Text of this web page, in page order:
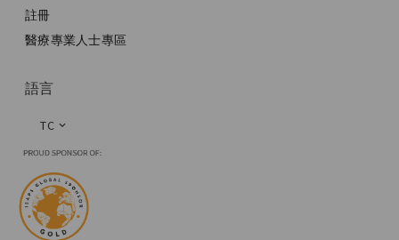
註冊
醫療專業人士專區
語言
TC